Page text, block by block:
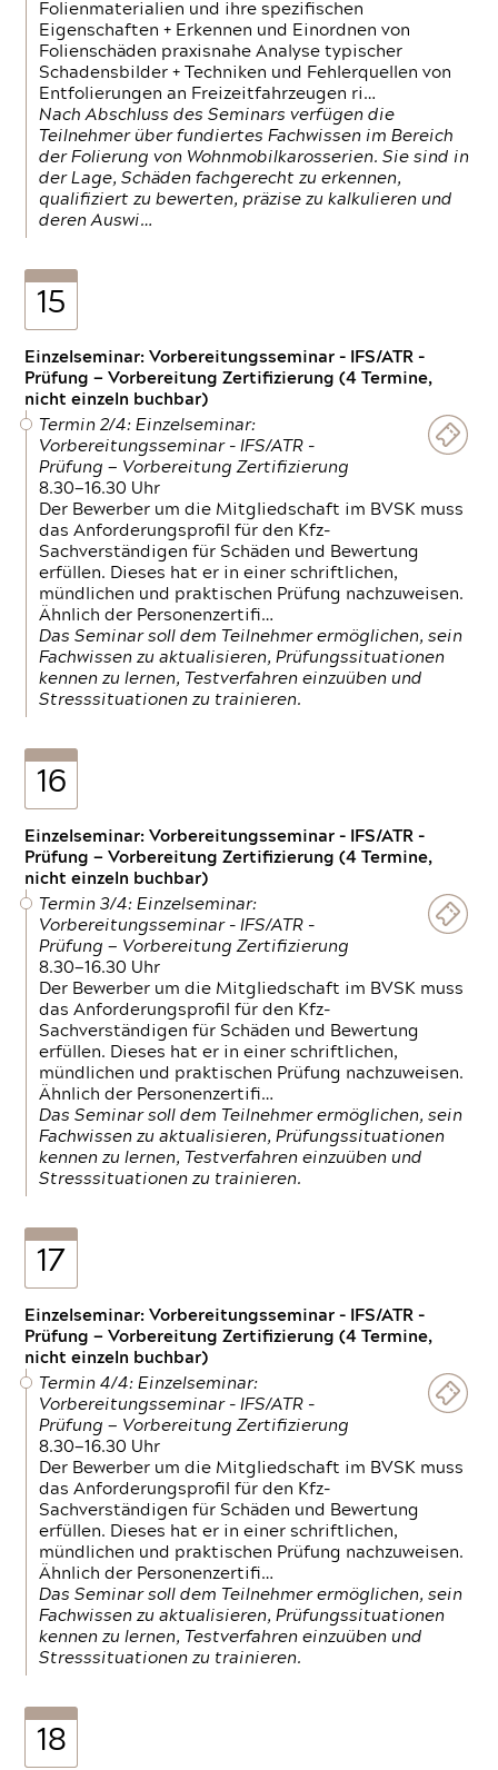
Folienmaterialien und ihre spezifischen
Eigenschaften + Erkennen und Einordnen von
Folienschäden praxisnahe Analyse typischer
Schadensbilder + Techniken und Fehlerquellen von
Entfolierungen an Freizeitfahrzeugen ri…
Nach Abschluss des Seminars verfügen die
Teilnehmer über fundiertes Fachwissen im Bereich
der Folierung von Wohnmobilkarosserien. Sie sind in
der Lage, Schäden fachgerecht zu erkennen,
qualifiziert zu bewerten, präzise zu kalkulieren und
deren Auswi…
15
Einzelseminar: Vorbereitungsseminar - IFS/ATR -
Prüfung — Vorbereitung Zertifizierung (4 Termine,
nicht einzeln buchbar)
Termin 2/4: Einzelseminar:
Vorbereitungsseminar - IFS/ATR -
Prüfung — Vorbereitung Zertifizierung
8.30—16.30 Uhr
Der Bewerber um die Mitgliedschaft im BVSK muss
das Anforderungsprofil für den Kfz-
Sachverständigen für Schäden und Bewertung
erfüllen. Dieses hat er in einer schriftlichen,
mündlichen und praktischen Prüfung nachzuweisen.
Ähnlich der Personenzertifi…
Das Seminar soll dem Teilnehmer ermöglichen, sein
Fachwissen zu aktualisieren, Prüfungssituationen
kennen zu lernen, Testverfahren einzuüben und
Stresssituationen zu trainieren.
16
Einzelseminar: Vorbereitungsseminar - IFS/ATR -
Prüfung — Vorbereitung Zertifizierung (4 Termine,
nicht einzeln buchbar)
Termin 3/4: Einzelseminar:
Vorbereitungsseminar - IFS/ATR -
Prüfung — Vorbereitung Zertifizierung
8.30—16.30 Uhr
Der Bewerber um die Mitgliedschaft im BVSK muss
das Anforderungsprofil für den Kfz-
Sachverständigen für Schäden und Bewertung
erfüllen. Dieses hat er in einer schriftlichen,
mündlichen und praktischen Prüfung nachzuweisen.
Ähnlich der Personenzertifi…
Das Seminar soll dem Teilnehmer ermöglichen, sein
Fachwissen zu aktualisieren, Prüfungssituationen
kennen zu lernen, Testverfahren einzuüben und
Stresssituationen zu trainieren.
17
Einzelseminar: Vorbereitungsseminar - IFS/ATR -
Prüfung — Vorbereitung Zertifizierung (4 Termine,
nicht einzeln buchbar)
Termin 4/4: Einzelseminar:
Vorbereitungsseminar - IFS/ATR -
Prüfung — Vorbereitung Zertifizierung
8.30—16.30 Uhr
Der Bewerber um die Mitgliedschaft im BVSK muss
das Anforderungsprofil für den Kfz-
Sachverständigen für Schäden und Bewertung
erfüllen. Dieses hat er in einer schriftlichen,
mündlichen und praktischen Prüfung nachzuweisen.
Ähnlich der Personenzertifi…
Das Seminar soll dem Teilnehmer ermöglichen, sein
Fachwissen zu aktualisieren, Prüfungssituationen
kennen zu lernen, Testverfahren einzuüben und
Stresssituationen zu trainieren.
18